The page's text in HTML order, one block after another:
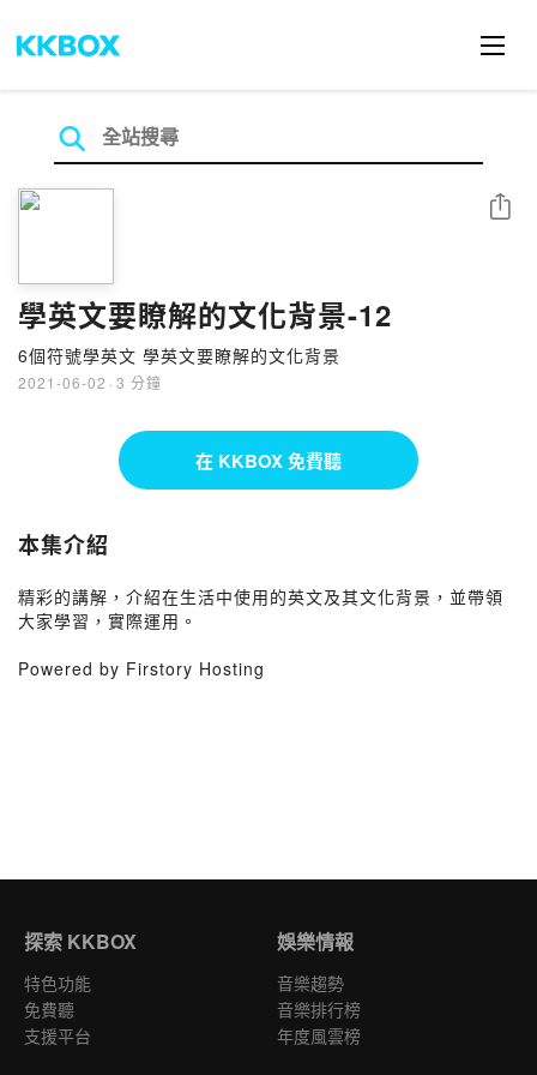
學英文要瞭解的文化背景-12
6個符號學英文 學英文要瞭解的文化背景
2021-06-02 · 3 分鐘
分享
在 KKBOX 免費聽
本集介紹
精彩的講解，介紹在生活中使用的英文及其文化背景，並帶領
大家學習，實際運用。
Powered by Firstory Hosting
探索 KKBOX
特色功能
免費聽
支援平台
娛樂情報
音樂趨勢
音樂排行榜
年度風雲榜